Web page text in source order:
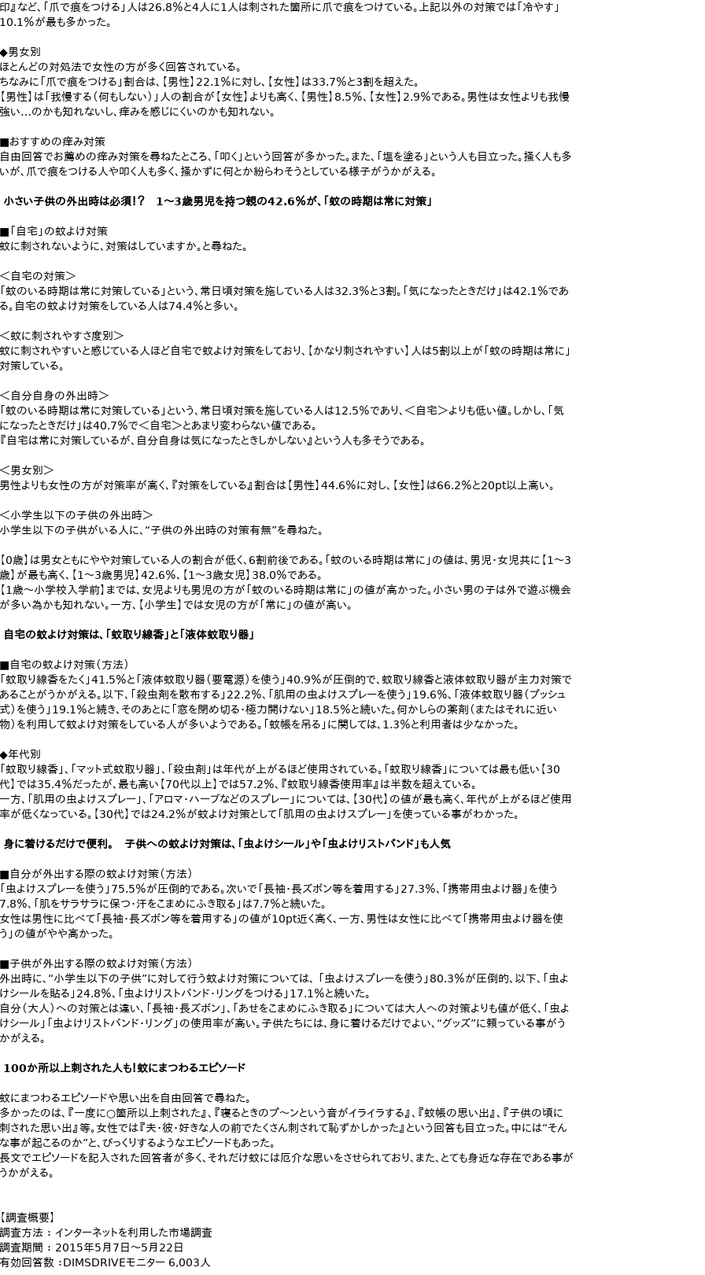
印』など、「爪で痕をつける」人は26.8％と4人に1人は刺された箇所に爪で痕をつけている。上記以外の対策では「冷やす」
10.1％が最も多かった。
◆男女別
ほとんどの対処法で女性の方が多く回答されている。
ちなみに「爪で痕をつける」割合は、【男性】22.1％に対し、【女性】は33.7％と3割を超えた。
【男性】は「我慢する（何もしない）」人の割合が【女性】よりも高く、【男性】8.5％、【女性】2.9％である。男性は女性よりも我慢
強い…のかも知れないし、痒みを感じにくいのかも知れない。
■おすすめの痒み対策
自由回答でお薦めの痒み対策を尋ねたところ、「叩く」という回答が多かった。また、「塩を塗る」という人も目立った。掻く人も多
いが、爪で痕をつける人や叩く人も多く、掻かずに何とか紛らわそうとしている様子がうかがえる。
小さい子供の外出時は必須！？ 1～3歳男児を持つ親の42.6％が、「蚊の時期は常に対策」
■「自宅」の蚊よけ対策
蚊に刺されないように、対策はしていますか。と尋ねた。
＜自宅の対策＞
「蚊のいる時期は常に対策している」という、常日頃対策を施している人は32.3％と3割。「気になったときだけ」は42.1％であ
る。自宅の蚊よけ対策をしている人は74.4％と多い。
＜蚊に刺されやすさ度別＞
蚊に刺されやすいと感じている人ほど自宅で蚊よけ対策をしており、【かなり刺されやすい】人は5割以上が「蚊の時期は常に」
対策している。
＜自分自身の外出時＞
「蚊のいる時期は常に対策している」という、常日頃対策を施している人は12.5％であり、＜自宅＞よりも低い値。しかし、「気
になったときだけ」は40.7％で＜自宅＞とあまり変わらない値である。
『自宅は常に対策しているが、自分自身は気になったときしかしない』という人も多そうである。
＜男女別＞
男性よりも女性の方が対策率が高く、『対策をしている』割合は【男性】44.6％に対し、【女性】は66.2％と20pt以上高い。
＜小学生以下の子供の外出時＞
小学生以下の子供がいる人に、“子供の外出時の対策有無”を尋ねた。
【0歳】は男女ともにやや対策している人の割合が低く、6割前後である。「蚊のいる時期は常に」の値は、男児・女児共に【1～3
歳】が最も高く、【1～3歳男児】42.6％、【1～3歳女児】38.0％である。
【1歳～小学校入学前】までは、女児よりも男児の方が「蚊のいる時期は常に」の値が高かった。小さい男の子は外で遊ぶ機会
が多い為かも知れない。一方、【小学生】では女児の方が「常に」の値が高い。
自宅の蚊よけ対策は、「蚊取り線香」と「液体蚊取り器」
■自宅の蚊よけ対策（方法）
「蚊取り線香をたく」41.5％と「液体蚊取り器（要電源）を使う」40.9％が圧倒的で、蚊取り線香と液体蚊取り器が主力対策で
あることがうかがえる。以下、「殺虫剤を散布する」22.2％、「肌用の虫よけスプレーを使う」19.6％、「液体蚊取り器（プッシュ
式）を使う」19.1％と続き、そのあとに「窓を閉め切る・極力開けない」18.5％と続いた。何かしらの薬剤（またはそれに近い
物）を利用して蚊よけ対策をしている人が多いようである。「蚊帳を吊る」に関しては、1.3％と利用者は少なかった。
◆年代別
「蚊取り線香」、「マット式蚊取り器」、「殺虫剤」は年代が上がるほど使用されている。「蚊取り線香」については最も低い【30
代】では35.4％だったが、最も高い【70代以上】では57.2％、『蚊取り線香使用率』は半数を超えている。
一方、「肌用の虫よけスプレー」、「アロマ・ハーブなどのスプレー」については、【30代】の値が最も高く、年代が上がるほど使用
率が低くなっている。【30代】では24.2％が蚊よけ対策として「肌用の虫よけスプレー」を使っている事がわかった。
身に着けるだけで便利。 子供への蚊よけ対策は、「虫よけシール」や「虫よけリストバンド」も人気
■自分が外出する際の蚊よけ対策（方法）
「虫よけスプレーを使う」75.5％が圧倒的である。次いで「長袖・長ズボン等を着用する」27.3％、「携帯用虫よけ器」を使う
7.8％、「肌をサラサラに保つ・汗をこまめにふき取る」は7.7％と続いた。
女性は男性に比べて「長袖・長ズボン等を着用する」の値が10pt近く高く、一方、男性は女性に比べて「携帯用虫よけ器を使
う」の値がやや高かった。
■子供が外出する際の蚊よけ対策（方法）
外出時に、“小学生以下の子供”に対して行う蚊よけ対策については、 「虫よけスプレーを使う」80.3％が圧倒的、以下、「虫よ
けシールを貼る」24.8％、「虫よけリストバンド・リングをつける」17.1％と続いた。
自分（大人）への対策とは違い、「長袖・長ズボン」、「あせをこまめにふき取る」については大人への対策よりも値が低く、「虫よ
けシール」「虫よけリストバンド・リング」の使用率が高い。子供たちには、身に着けるだけでよい、“グッズ”に頼っている事がう
かがえる。
100か所以上刺された人も！蚊にまつわるエピソード
蚊にまつわるエピソードや思い出を自由回答で尋ねた。
多かったのは、『一度に○箇所以上刺された』、『寝るときのプ～ンという音がイライラする』、『蚊帳の思い出』、『子供の頃に
刺された思い出』等。女性では『夫・彼・好きな人の前でたくさん刺されて恥ずかしかった』という回答も目立った。中には“そん
な事が起こるのか”と、びっくりするようなエピソードもあった。
長文でエピソードを記入された回答者が多く、それだけ蚊には厄介な思いをさせられており、また、とても身近な存在である事が
うかがえる。
【調査概要】
調査方法 ： インターネットを利用した市場調査
調査期間 ： 2015年5月7日～5月22日
有効回答数 ：DIMSDRIVEモニター 6,003人